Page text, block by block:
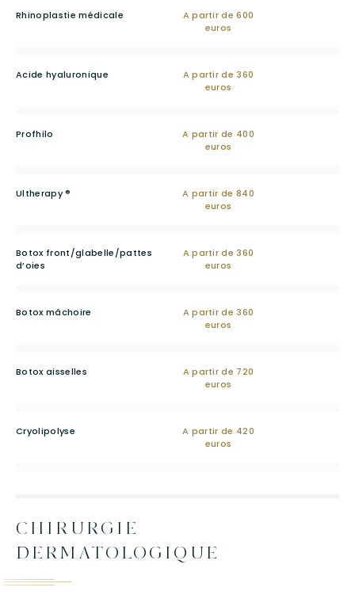
Rhinoplastie médicale
A partir de 600
euros
Acide hyaluronique
A partir de 360
euros
Profhilo
A partir de 400
euros
Ultherapy ®
A partir de 840
euros
Botox front/glabelle/pattes
d’oies
A partir de 360
euros
Botox mâchoire
A partir de 360
euros
Botox aisselles
A partir de 720
euros
Cryolipolyse
A partir de 420
euros
CHIRURGIE
DERMATOLOGIQUE